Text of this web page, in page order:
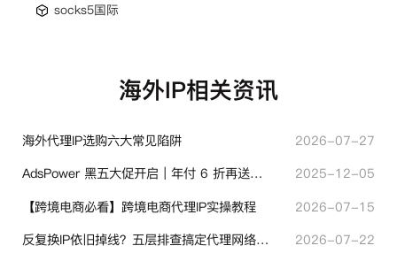
socks5国际
海外IP相关资讯
海外代理IP选购六大常见陷阱
2026-07-27
AdsPower 黑五大促开启｜年付 6 折再送半年＋豪礼抽奖
2025-12-05
【跨境电商必看】跨境电商代理IP实操教程
2026-07-15
反复换IP依旧掉线？五层排查搞定代理网络异常
2026-07-22